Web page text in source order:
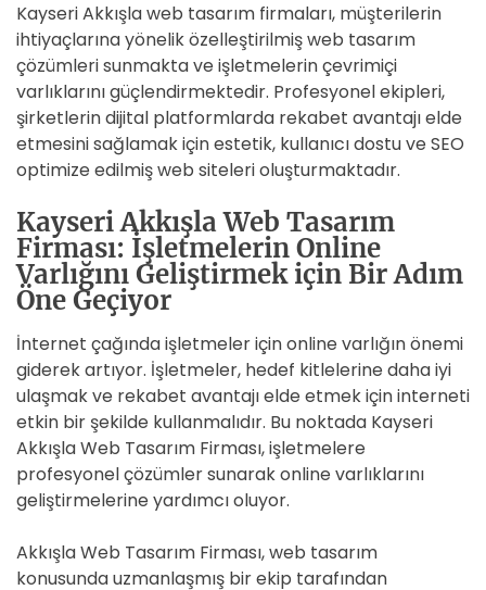
Kayseri Akkışla web tasarım firmaları, müşterilerin
ihtiyaçlarına yönelik özelleştirilmiş web tasarım
çözümleri sunmakta ve işletmelerin çevrimiçi
varlıklarını güçlendirmektedir. Profesyonel ekipleri,
şirketlerin dijital platformlarda rekabet avantajı elde
etmesini sağlamak için estetik, kullanıcı dostu ve SEO
optimize edilmiş web siteleri oluşturmaktadır.
Kayseri Akkışla Web Tasarım
Firması: İşletmelerin Online
Varlığını Geliştirmek için Bir Adım
Öne Geçiyor
İnternet çağında işletmeler için online varlığın önemi
giderek artıyor. İşletmeler, hedef kitlelerine daha iyi
ulaşmak ve rekabet avantajı elde etmek için interneti
etkin bir şekilde kullanmalıdır. Bu noktada Kayseri
Akkışla Web Tasarım Firması, işletmelere
profesyonel çözümler sunarak online varlıklarını
geliştirmelerine yardımcı oluyor.
Akkışla Web Tasarım Firması, web tasarım
konusunda uzmanlaşmış bir ekip tarafından